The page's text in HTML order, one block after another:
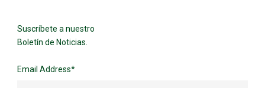
Suscríbete a nuestro
Boletín de Noticias.
Email Address*